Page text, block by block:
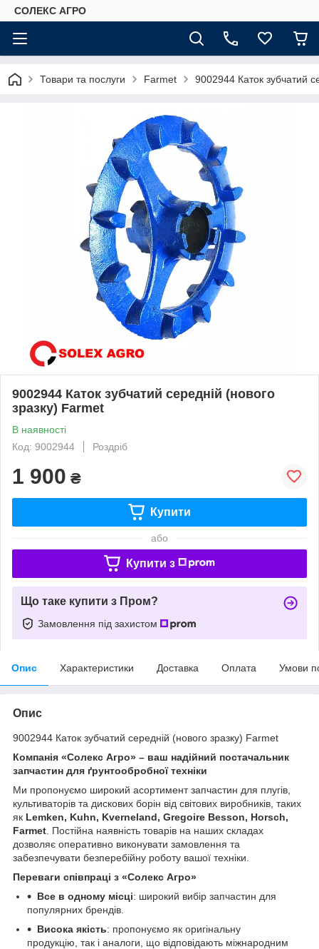
СОЛЕКС АГРО
Товари та послуги Farmet 9002944 Каток зубчатий
9002944 Каток зубчатий середній (нового
зразку) Farmet
В наявності
Код: 9002944
Роздріб
1 900 ₴
Купити
або
Купити з
Що таке купити з Пром?
Замовлення під захистом
Опис Характеристики Доставка Оплата Умови
Опис
9002944 Каток зубчатий середній (нового зразку) Farmet
Компанія «Солекс Агро» – ваш надійний постачальник
запчастин для ґрунтообробної техніки
Ми пропонуємо широкий асортимент запчастин для плугів,
культиваторів та дискових борін від світових виробників, таких
як Lemken, Kuhn, Kverneland, Gregoire Besson, Horsch,
Farmet . Постійна наявність товарів на наших складах
дозволяє оперативно виконувати замовлення та
забезпечувати безперебійну роботу вашої техніки.
Переваги співпраці з «Солекс Агро»
Все в одному місці: широкий вибір запчастин для
популярних брендів.
Висока якість: пропонуємо як оригінальну
продукцію, так і аналоги, що відповідають міжнародним